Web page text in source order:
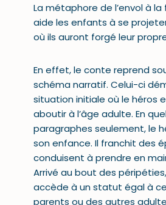
La métaphore de l’envol à
aide les enfants à se
où ils auront forgé leur
En effet, le conte reprend
schéma narratif. Celui-ci
situation initiale où le héros
aboutir à l’âge adulte. En
paragraphes seulement, le
son enfance. Il franchit des
conduisent à prendre en
Arrivé au bout des
accède à un statut égal à
parents ou des autres